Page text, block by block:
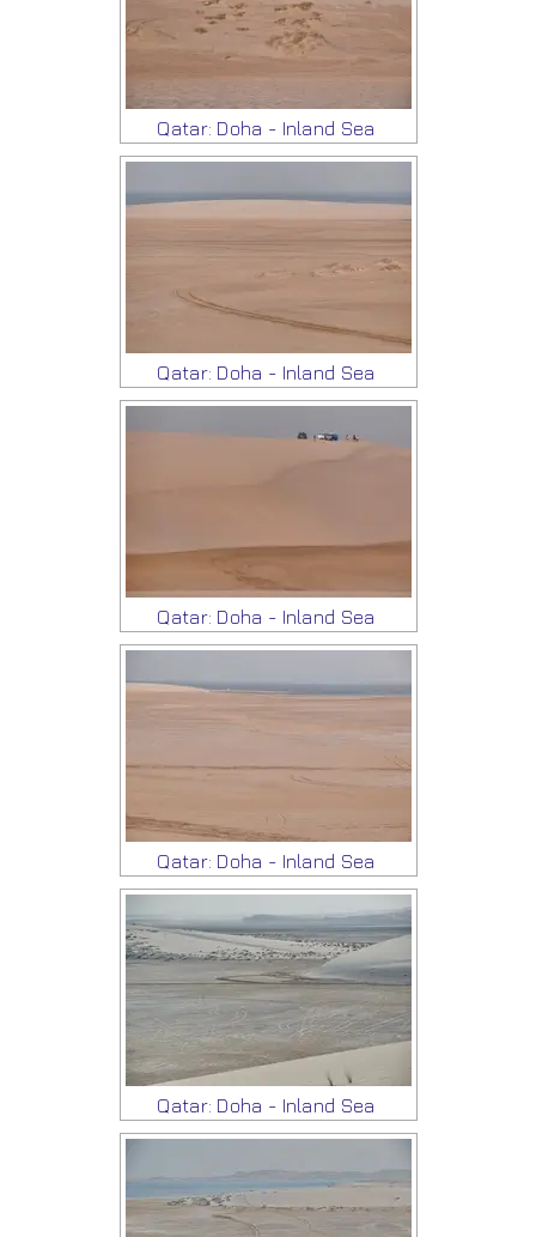
Qatar: Doha - Inland Sea
Qatar: Doha - Inland Sea
Qatar: Doha - Inland Sea
Qatar: Doha - Inland Sea
Qatar: Doha - Inland Sea